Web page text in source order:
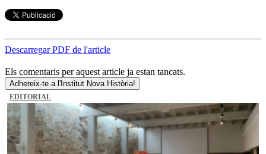
Descarregar PDF de l'article
Els comentaris per aquest article ja estan tancats.
Adhereix-te a l'Institut Nova Història!
EDITORIAL